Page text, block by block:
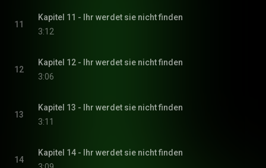
11
Kapitel 11 - Ihr werdet sie nicht finden
3:12
12
Kapitel 12 - Ihr werdet sie nicht finden
3:06
13
Kapitel 13 - Ihr werdet sie nicht finden
3:11
14
Kapitel 14 - Ihr werdet sie nicht finden